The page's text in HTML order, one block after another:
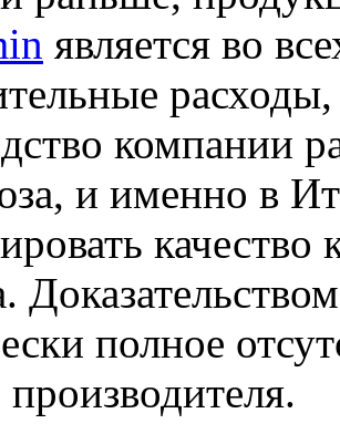
является во
компании
и именно в
качество
полное